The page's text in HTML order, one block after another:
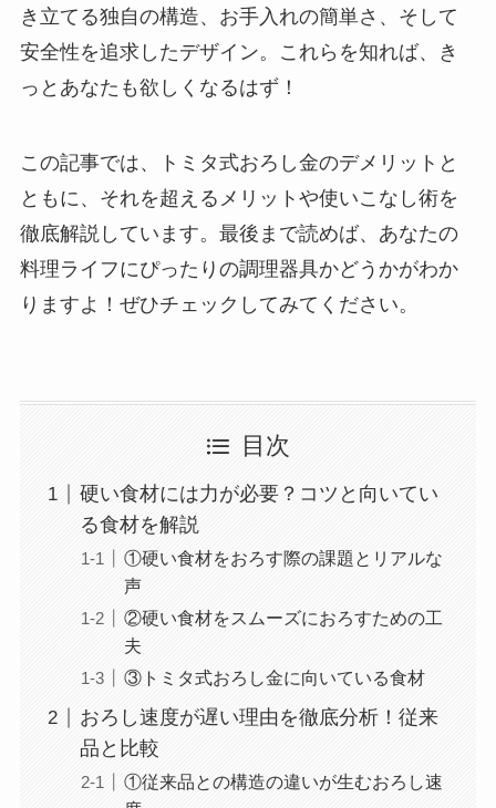
き立てる独自の構造、お手入れの簡単さ、そして
安全性を追求したデザイン。これらを知れば、き
っとあなたも欲しくなるはず！
この記事では、トミタ式おろし金のデメリットと
ともに、それを超えるメリットや使いこなし術を
徹底解説しています。最後まで読めば、あなたの
料理ライフにぴったりの調理器具かどうかがわか
りますよ！ぜひチェックしてみてください。
目次
硬い食材には力が必要？コツと向いてい
る食材を解説
①硬い食材をおろす際の課題とリアルな
声
②硬い食材をスムーズにおろすための工
夫
③トミタ式おろし金に向いている食材
おろし速度が遅い理由を徹底分析！従来
品と比較
①従来品との構造の違いが生むおろし速